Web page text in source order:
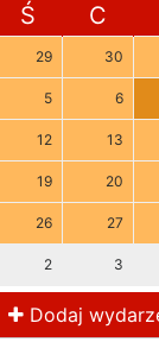
Ś C
29 30
5 6
12 13
19 20
26 27
2 3
Dodaj